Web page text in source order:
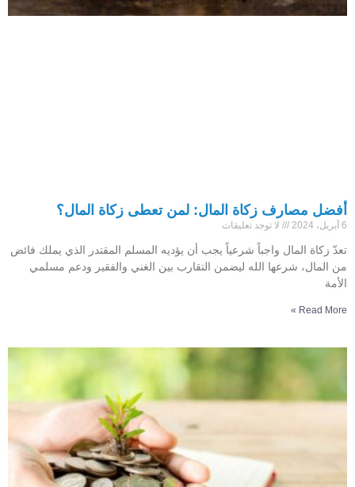
أفضل مصارف زكاة المال: لمن تعطى زكاة المال؟
6 أبريل، 2024 لا توجد تعليقات
تعدّ زكاة المال واجباً شرعياً يجب أن يؤديه المسلم المقتدر الذي يملك فائض
من المال، شرعها الله ليضمن التقارب بين الغني والفقير ودعم مسلمي
الأمة
Read More »